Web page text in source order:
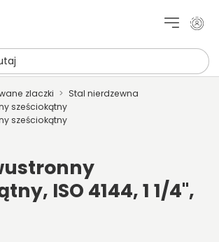
Moje
zlaczki
Stal nierdzewna
sześciokątny
sześciokątny
ISO 4144, 1 1/4",